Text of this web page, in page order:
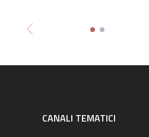
CANALI TEMATICI